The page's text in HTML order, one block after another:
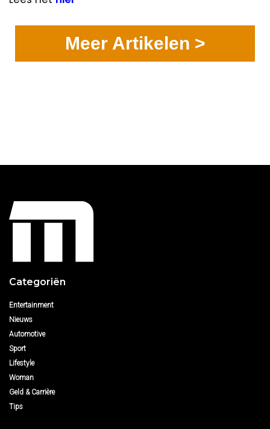
Meer Artikelen >
Categoriën
Entertainment
Nieuws
Automotive
Sport
Lifestyle
Woman
Geld & Carrière
Tips